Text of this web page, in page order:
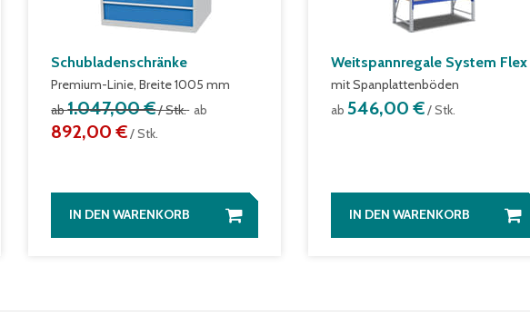
Schubladenschränke
Premium-Linie, Breite 1005 mm
ab1.047,00 €/ Stk. ab
892,00 €/ Stk.
IN DEN WARENKORB
Weitspannregale System Flex
mit Spanplattenböden
ab 546,00 €/ Stk.
IN DEN WARENKORB